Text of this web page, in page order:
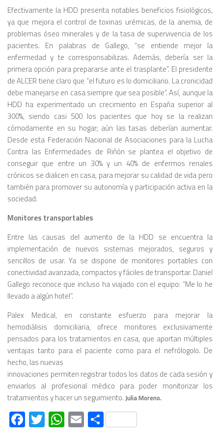
Efectivamente la HDD presenta notables beneficios fisiológicos,
ya que mejora el control de toxinas urémicas, de la anemia, de
problemas óseo minerales y de la tasa de supervivencia de los
pacientes. En palabras de Gallego, “se entiende mejor la
enfermedad y te corresponsabilizas. Además, debería ser la
primera opción para prepararse ante el trasplante”. El presidente
de ALCER tiene claro que “el futuro es lo domiciliario. La cronicidad
debe manejarse en casa siempre que sea posible”. Así, aunque la
HDD ha experimentado un crecimiento en España superior al
300%, siendo casi 500 los pacientes que hoy se la realizan
cómodamente en su hogar; aún las tasas deberían aumentar.
Desde esta Federación Nacional de Asociaciones para la Lucha
Contra las Enfermedades de Riñón se plantea el objetivo de
conseguir que entre un 30% y un 40% de enfermos renales
crónicos se dialicen en casa, para mejorar su calidad de vida pero
también para promover su autonomía y participación activa en la
sociedad.
Monitores transportables
Entre las causas del aumento de la HDD se encuentra la
implementación de nuevos sistemas mejorados, seguros y
sencillos de usar. Ya se dispone de monitores portables con
conectividad avanzada, compactos y fáciles de transportar. Daniel
Gallego reconoce que incluso ha viajado con el equipo: “Me lo he
llevado a algún hotel”.
Palex Medical, en constante esfuerzo para mejorar la
hemodiálisis domiciliaria, ofrece monitores exclusivamente
pensados para los tratamientos en casa, que aportan múltiples
ventajas tanto para el paciente como para el nefrólogolo. De
hecho, las nuevas
innovaciones permiten registrar todos los datos de cada sesión y
enviarlos al profesional médico para poder monitorizar los
tratamientos y hacer un seguimiento. Julia Moreno.
Facebook
Twitter
WhatsApp
EmailCompartir